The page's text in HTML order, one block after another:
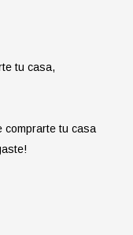
tu casa,
comprarte tu casa